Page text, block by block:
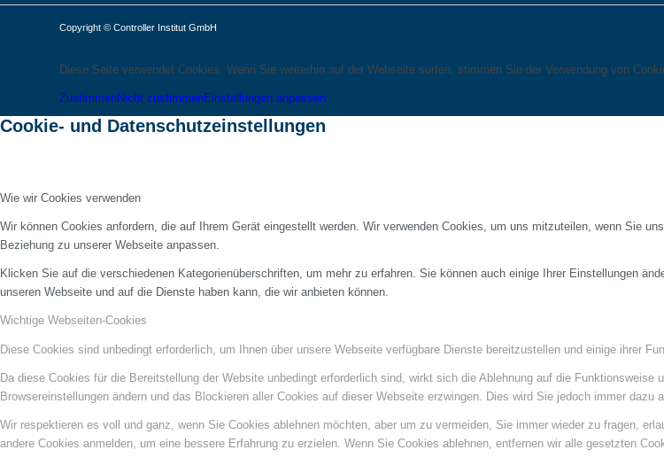
Copyright © Controller Institut GmbH
Diese Seite verwendet Cookies. Wenn Sie weiterhin auf der Webseite surfen, stimmen Sie der Verwendung von
ZustimmenNicht zustimmenEinstellungen anpassen
Cookie- und Datenschutzeinstellungen
Wie wir Cookies verwenden
Wir können Cookies anfordern, die auf Ihrem Gerät eingestellt werden. Wir verwenden Cookies, um uns mitzuteilen, wenn Sie
Beziehung zu unserer Webseite anpassen.
Klicken Sie auf die verschiedenen Kategorienüberschriften, um mehr zu erfahren. Sie können auch einige Ihrer Einstellungen
unseren Webseite und auf die Dienste haben kann, die wir anbieten können.
Wichtige Webseiten-Cookies
Diese Cookies sind unbedingt erforderlich, um Ihnen über unsere Webseite verfügbare Dienste bereitzustellen und einige ihrer
Da diese Cookies für die Bereitstellung der Website unbedingt erforderlich sind, wirkt sich die Ablehnung auf die
Browsereinstellungen ändern und das Blockieren aller Cookies auf dieser Webseite erzwingen. Dies wird Sie jedoch immer
Wir respektieren es voll und ganz, wenn Sie Cookies ablehnen möchten, aber um zu vermeiden, Sie immer wieder zu fragen,
andere Cookies anmelden, um eine bessere Erfahrung zu erzielen. Wenn Sie Cookies ablehnen, entfernen wir alle gesetzten